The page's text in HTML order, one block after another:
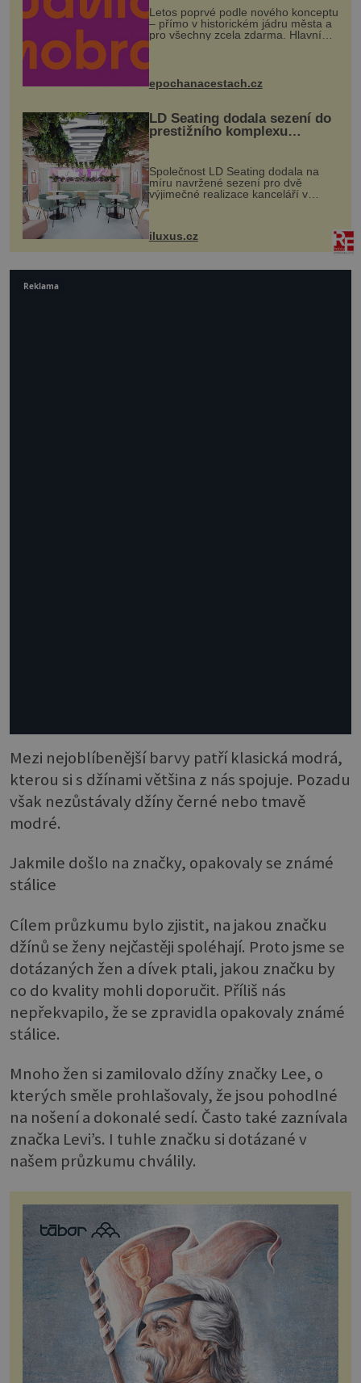
Letos poprvé podle nového konceptu
– přímo v historickém jádru města a
pro všechny zcela zdarma. Hlavní
program se odehraje na Karlově a
mohou těšit na víno, burčák, pes...
epochanacestach.cz
LD Seating dodala sezení do
prestižního komplexu
MediaCityUK v Salfordu
Společnost LD Seating dodala na
míru navržené sezení pro dvě
výjimečné realizace kanceláří v
areálu MediaCityUK v anglickém
budov Media...
iluxus.cz
Mezi nejoblíbenější barvy patří klasická modrá,
kterou si s džínami většina z nás spojuje. Pozadu
však nezůstávaly džíny černé nebo tmavě
modré.
Jakmile došlo na značky, opakovaly se známé
stálice
Cílem průzkumu bylo zjistit, na jakou značku
džínů se ženy nejčastěji spoléhají. Proto jsme se
dotázaných žen a dívek ptali, jakou značku by
co do kvality mohli doporučit. Příliš nás
nepřekvapilo, že se zpravidla opakovaly známé
stálice.
Mnoho žen si zamilovalo džíny značky Lee, o
kterých směle prohlašovaly, že jsou pohodlné
na nošení a dokonalé sedí. Často také zaznívala
značka Levi’s. I tuhle značku si dotázané v
našem průzkumu chválily.
Reklama